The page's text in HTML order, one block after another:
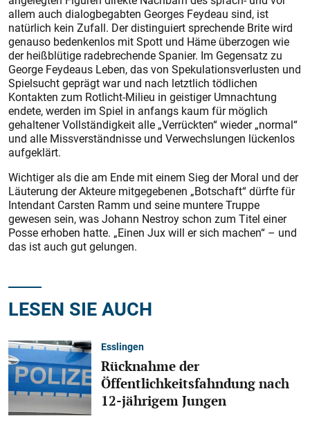
allem auch dialogbegabten Georges Feydeau sind, ist
natürlich kein Zufall. Der distinguiert sprechende Brite wird
genauso bedenkenlos mit Spott und Häme überzogen wie
der heißblütige radebrechende Spanier. Im Gegensatz zu
George Feydeaus Leben, das von Spekulationsverlusten und
Spielsucht geprägt war und nach letztlich tödlichen
Kontakten zum Rotlicht-Milieu in geistiger Umnachtung
endete, werden im Spiel in anfangs kaum für möglich
gehaltener Vollständigkeit alle „Verrückten“ wieder „normal“
und alle Missverständnisse und Verwechslungen lückenlos
aufgeklärt.
Wichtiger als die am Ende mit einem Sieg der Moral und der
Läuterung der Akteure mitgegebenen „Botschaft“ dürfte für
Intendant Carsten Ramm und seine muntere Truppe
gewesen sein, was Johann Nestroy schon zum Titel einer
Posse erhoben hatte. „Einen Jux will er sich machen“ – und
das ist auch gut gelungen.
LESEN SIE AUCH
Esslingen
Rücknahme der
Öffentlichkeitsfahndung nach
12-jährigem Jungen